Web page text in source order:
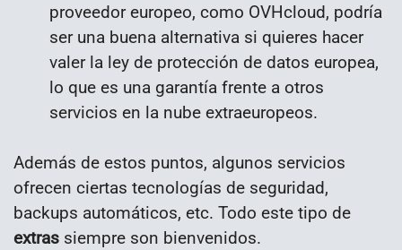
proveedor europeo, como OVHcloud, podría
ser una buena alternativa si quieres hacer
valer la ley de protección de datos europea,
lo que es una garantía frente a otros
servicios en la nube extraeuropeos.
Además de estos puntos, algunos servicios
ofrecen ciertas tecnologías de seguridad,
backups automáticos, etc. Todo este tipo de
extras siempre son bienvenidos.